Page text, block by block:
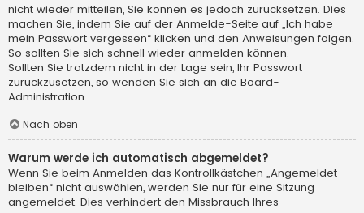
nicht wieder mitteilen, Sie können es jedoch zurücksetzen. Dies
machen Sie, indem Sie auf der Anmelde-Seite auf „Ich habe
mein Passwort vergessen“ klicken und den Anweisungen folgen.
So sollten Sie sich schnell wieder anmelden können.
Sollten Sie trotzdem nicht in der Lage sein, Ihr Passwort
zurückzusetzen, so wenden Sie sich an die Board-
Administration.
Nach oben
Warum werde ich automatisch abgemeldet?
Wenn Sie beim Anmelden das Kontrollkästchen „Angemeldet
bleiben“ nicht auswählen, werden Sie nur für eine Sitzung
angemeldet. Dies verhindert den Missbrauch Ihres